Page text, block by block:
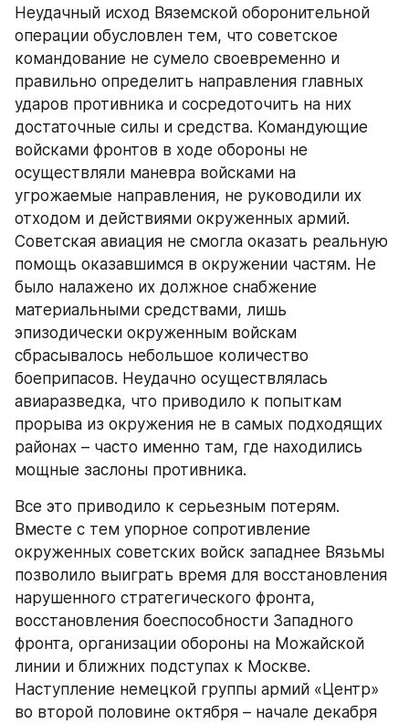
Неудачный исход Вяземской оборонительной
операции обусловлен тем, что советское
командование не сумело своевременно и
правильно определить направления главных
ударов противника и сосредоточить на них
достаточные силы и средства. Командующие
войсками фронтов в ходе обороны не
осуществляли маневра войсками на
угрожаемые направления, не руководили их
отходом и действиями окруженных армий.
Советская авиация не смогла оказать реальную
помощь оказавшимся в окружении частям. Не
было налажено их должное снабжение
материальными средствами, лишь
эпизодически окруженным войскам
сбрасывалось небольшое количество
боеприпасов. Неудачно осуществлялась
авиаразведка, что приводило к попыткам
прорыва из окружения не в самых подходящих
районах – часто именно там, где находились
мощные заслоны противника.
Все это приводило к серьезным потерям.
Вместе с тем упорное сопротивление
окруженных советских войск западнее Вязьмы
позволило выиграть время для восстановления
нарушенного стратегического фронта,
восстановления боеспособности Западного
фронта, организации обороны на Можайской
линии и ближних подступах к Москве.
Наступление немецкой группы армий «Центр»
во второй половине октября – начале декабря